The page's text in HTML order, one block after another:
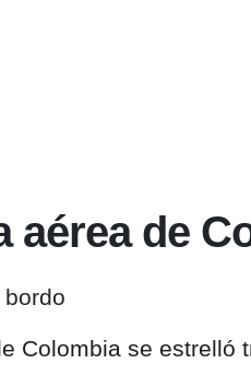
aérea de
Colombia se estrelló